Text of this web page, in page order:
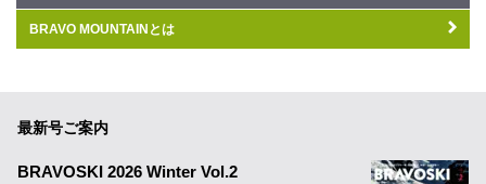
BRAVO MOUNTAINとは
最新号ご案内
BRAVOSKI 2026 Winter Vol.2